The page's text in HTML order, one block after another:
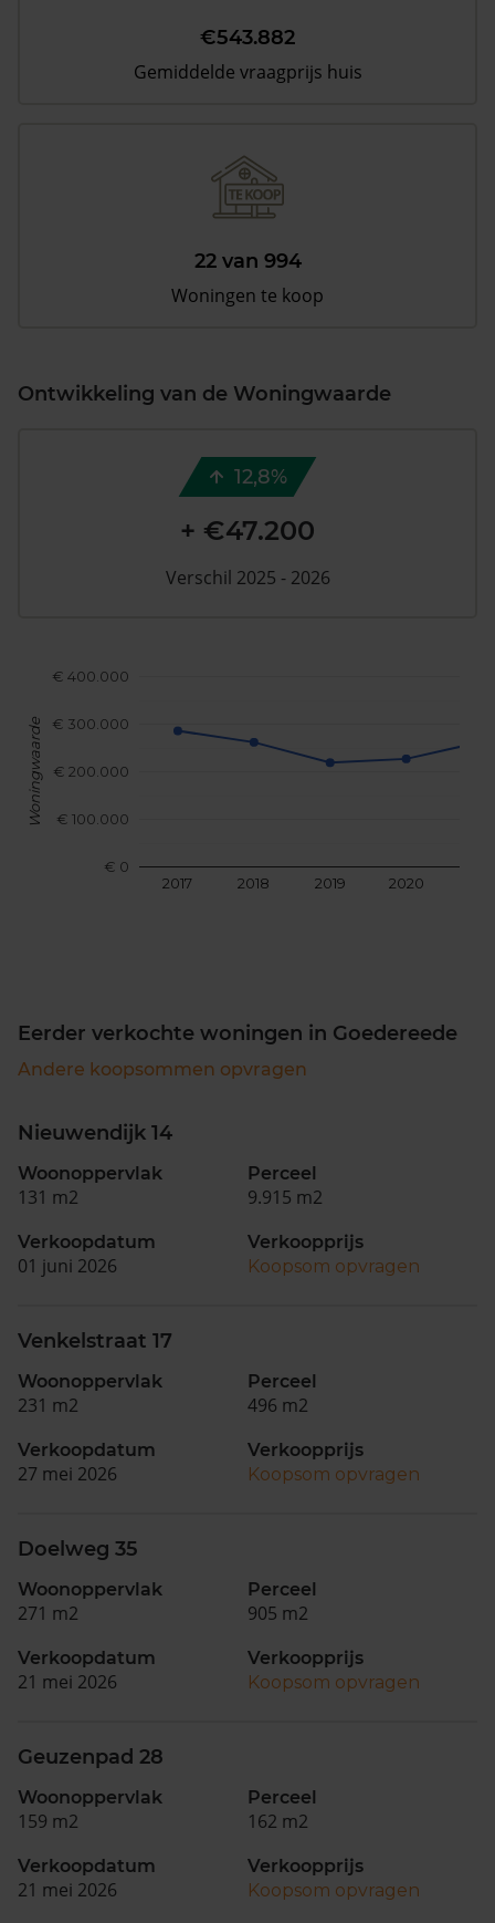
€543.882
Gemiddelde vraagprijs huis
22 van 994
Woningen te koop
Ontwikkeling van de Woningwaarde
2017 2018 2019 2020
€ 0
€ 100.000
€ 200.000
€ 300.000
€ 400.000
Woningwaarde
12,8%
+ €47.200
Verschil 2025 - 2026
Eerder verkochte woningen in Goedereede
Andere koopsommen opvragen
Nieuwendijk 14
Woonoppervlak
131 m2
Perceel
9.915 m2
Verkoopdatum
01 juni 2026
Verkoopprijs
Koopsom opvragen
Venkelstraat 17
Woonoppervlak
231 m2
Perceel
496 m2
Verkoopdatum
27 mei 2026
Verkoopprijs
Koopsom opvragen
Doelweg 35
Woonoppervlak
271 m2
Perceel
905 m2
Verkoopdatum
21 mei 2026
Verkoopprijs
Koopsom opvragen
Geuzenpad 28
Woonoppervlak
159 m2
Perceel
162 m2
Verkoopdatum
21 mei 2026
Verkoopprijs
Koopsom opvragen